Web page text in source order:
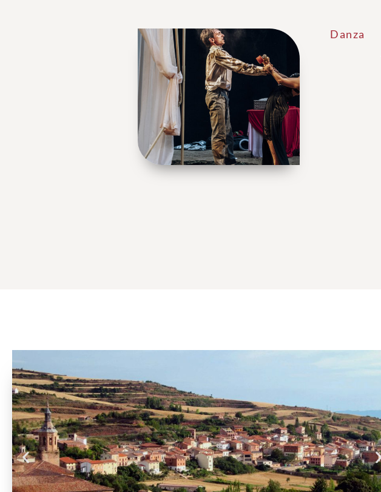
Danza